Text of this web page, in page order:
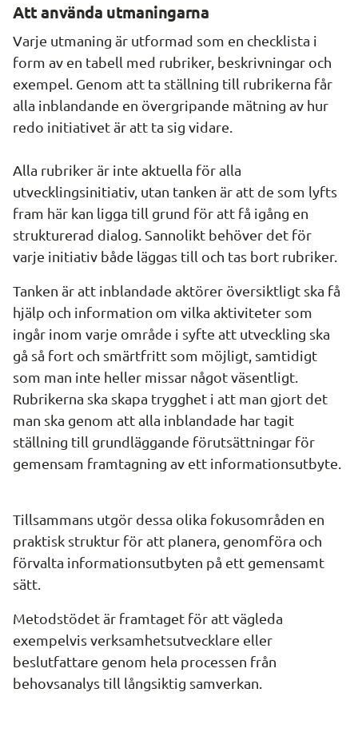
Att använda utmaningarna
Varje utmaning är utformad som en checklista i
form av en tabell med rubriker, beskrivningar och
exempel. Genom att ta ställning till rubrikerna får
alla inblandande en övergripande mätning av hur
redo initiativet är att ta sig vidare.
Alla rubriker är inte aktuella för alla
utvecklingsinitiativ, utan tanken är att de som lyfts
fram här kan ligga till grund för att få igång en
strukturerad dialog. Sannolikt behöver det för
varje initiativ både läggas till och tas bort rubriker.
Tanken är att inblandade aktörer översiktligt ska få
hjälp och information om vilka aktiviteter som
ingår inom varje område i syfte att utveckling ska
gå så fort och smärtfritt som möjligt, samtidigt
som man inte heller missar något väsentligt.
Rubrikerna ska skapa trygghet i att man gjort det
man ska genom att alla inblandade har tagit
ställning till grundläggande förutsättningar för
gemensam framtagning av ett informationsutbyte.
Tillsammans utgör dessa olika fokusområden en
praktisk struktur för att planera, genomföra och
förvalta informationsutbyten på ett gemensamt
sätt.
Metodstödet är framtaget för att vägleda
exempelvis verksamhetsutvecklare eller
beslutfattare genom hela processen från
behovsanalys till långsiktig samverkan.